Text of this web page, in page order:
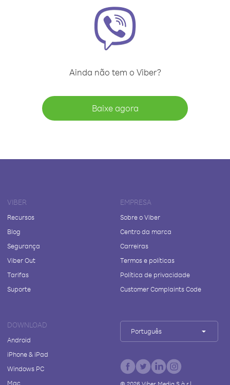
Ainda não tem o Viber?
Baixe agora
VIBER
Recursos
Blog
Segurança
Viber Out
Tarifas
Suporte
EMPRESA
Sobre o Viber
Centro da marca
Carreiras
Termos e políticas
Política de privacidade
Customer Complaints Code
DOWNLOAD
Android
iPhone & iPad
Windows PC
Mac
Português